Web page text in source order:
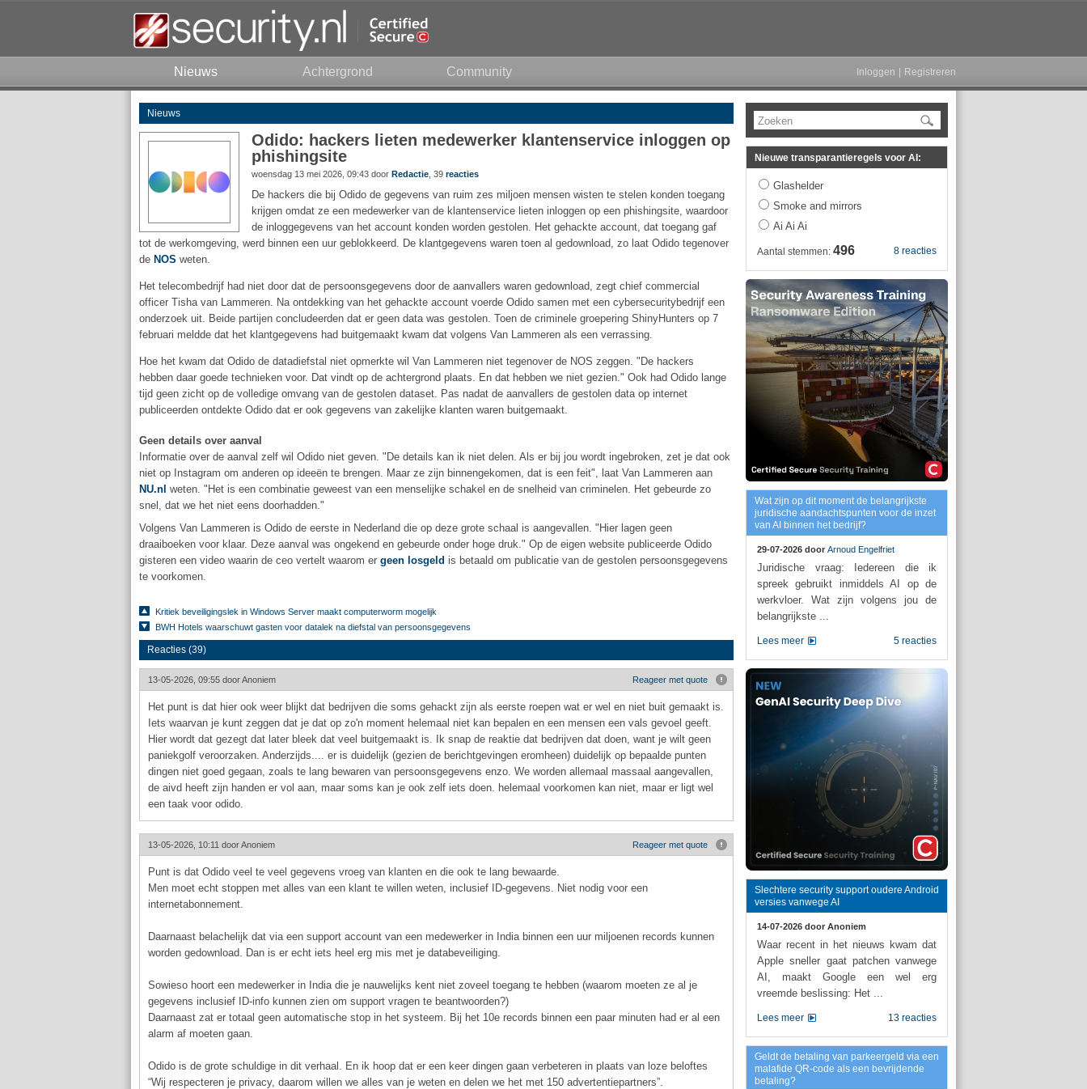
Nieuws Achtergrond Community Inloggen Registreren
Nieuws
Odido: hackers lieten medewerker klantenservice inloggen op
phishingsite
woensdag 13 mei 2026, 09:43 door Redactie , 39 reacties
De hackers die bij Odido de gegevens van ruim zes miljoen mensen wisten te stelen konden toegang
krijgen omdat ze een medewerker van de klantenservice lieten inloggen op een phishingsite, waardoor
de inloggegevens van het account konden worden gestolen. Het gehackte account, dat toegang gaf
tot de werkomgeving, werd binnen een uur geblokkeerd. De klantgegevens waren toen al gedownload, zo laat Odido tegenover
de NOS weten.
Het telecombedrijf had niet door dat de persoonsgegevens door de aanvallers waren gedownload, zegt chief commercial
officer Tisha van Lammeren. Na ontdekking van het gehackte account voerde Odido samen met een cybersecuritybedrijf een
onderzoek uit. Beide partijen concludeerden dat er geen data was gestolen. Toen de criminele groepering ShinyHunters op 7
februari meldde dat het klantgegevens had buitgemaakt kwam dat volgens Van Lammeren als een verrassing.
Hoe het kwam dat Odido de datadiefstal niet opmerkte wil Van Lammeren niet tegenover de NOS zeggen. "De hackers
hebben daar goede technieken voor. Dat vindt op de achtergrond plaats. En dat hebben we niet gezien." Ook had Odido lange
tijd geen zicht op de volledige omvang van de gestolen dataset. Pas nadat de aanvallers de gestolen data op internet
publiceerden ontdekte Odido dat er ook gegevens van zakelijke klanten waren buitgemaakt.
Geen details over aanval
Informatie over de aanval zelf wil Odido niet geven. "De details kan ik niet delen. Als er bij jou wordt ingebroken, zet je dat ook
niet op Instagram om anderen op ideeën te brengen. Maar ze zijn binnengekomen, dat is een feit", laat Van Lammeren aan
NU.nl weten. "Het is een combinatie geweest van een menselijke schakel en de snelheid van criminelen. Het gebeurde zo
snel, dat we het niet eens doorhadden."
Volgens Van Lammeren is Odido de eerste in Nederland die op deze grote schaal is aangevallen. "Hier lagen geen
draaiboeken voor klaar. Deze aanval was ongekend en gebeurde onder hoge druk." Op de eigen website publiceerde Odido
gisteren een video waarin de ceo vertelt waarom er geen losgeld is betaald om publicatie van de gestolen persoonsgegevens
te voorkomen.
Kritiek beveiligingslek in Windows Server maakt computerworm mogelijk
BWH Hotels waarschuwt gasten voor datalek na diefstal van persoonsgegevens
Reacties (39)
Reageer met quote
13-05-2026, 09:55 doorAnoniem
Het punt is dat hier ook weer blijkt dat bedrijven die soms gehackt zijn als eerste roepen wat er wel en niet buit gemaakt is.
Iets waarvan je kunt zeggen dat je dat op zo'n moment helemaal niet kan bepalen en een mensen een vals gevoel geeft.
Hier wordt dat gezegt dat later bleek dat veel buitgemaakt is. Ik snap de reaktie dat bedrijven dat doen, want je wilt geen
paniekgolf veroorzaken. Anderzijds.... er is duidelijk (gezien de berichtgevingen eromheen) duidelijk op bepaalde punten
dingen niet goed gegaan, zoals te lang bewaren van persoonsgegevens enzo. We worden allemaal massaal aangevallen,
de aivd heeft zijn handen er vol aan, maar soms kan je ook zelf iets doen. helemaal voorkomen kan niet, maar er ligt wel
een taak voor odido.
Reageer met quote
13-05-2026, 10:11 doorAnoniem
Punt is dat Odido veel te veel gegevens vroeg van klanten en die ook te lang bewaarde.
Men moet echt stoppen met alles van een klant te willen weten, inclusief ID-gegevens. Niet nodig voor een
internetabonnement.
Daarnaast belachelijk dat via een support account van een medewerker in India binnen een uur miljoenen records kunnen
worden gedownload. Dan is er echt iets heel erg mis met je databeveiliging.
Sowieso hoort een medewerker in India die je nauwelijks kent niet zoveel toegang te hebben (waarom moeten ze al je
gegevens inclusief ID-info kunnen zien om support vragen te beantwoorden?)
Daarnaast zat er totaal geen automatische stop in het systeem. Bij het 10e records binnen een paar minuten had er al een
alarm af moeten gaan.
Odido is de grote schuldige in dit verhaal. En ik hoop dat er een keer dingen gaan verbeteren in plaats van loze beloftes
“Wij respecteren je privacy, daarom willen we alles van je weten en delen we het met 150 advertentiepartners”.
Zoeken
Nieuwe transparantieregels voor AI:
Glashelder
Smoke and mirrors
Ai Ai Ai
8 reacties
Aantal stemmen: 496
Wat zijn op dit moment de belangrijkste
juridische aandachtspunten voor de inzet
van AI binnen het bedrijf?
29-07-2026 door Arnoud Engelfriet
Juridische vraag: Iedereen die ik
spreek gebruikt inmiddels AI op de
werkvloer. Wat zijn volgens jou de
belangrijkste ...
5 reacties
Lees meer
Slechtere security support oudere Android
versies vanwege AI
14-07-2026 door Anoniem
Waar recent in het nieuws kwam dat
Apple sneller gaat patchen vanwege
AI, maakt Google een wel erg
vreemde beslissing: Het ...
13 reacties
Lees meer
Geldt de betaling van parkeergeld via een
malafide QR-code als een bevrijdende
betaling?